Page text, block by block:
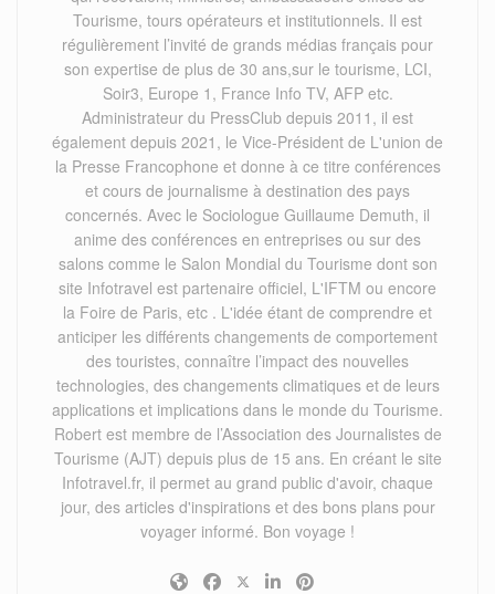
Tourisme, tours opérateurs et institutionnels. Il est
régulièrement l’invité de grands médias français pour
son expertise de plus de 30 ans,sur le tourisme, LCI,
Soir3, Europe 1, France Info TV, AFP etc.
Administrateur du PressClub depuis 2011, il est
également depuis 2021, le Vice-Président de L'union de
la Presse Francophone et donne à ce titre conférences
et cours de journalisme à destination des pays
concernés. Avec le Sociologue Guillaume Demuth, il
anime des conférences en entreprises ou sur des
salons comme le Salon Mondial du Tourisme dont son
site Infotravel est partenaire officiel, L'IFTM ou encore
la Foire de Paris, etc . L'idée étant de comprendre et
anticiper les différents changements de comportement
des touristes, connaître l’impact des nouvelles
technologies, des changements climatiques et de leurs
applications et implications dans le monde du Tourisme.
Robert est membre de l’Association des Journalistes de
Tourisme (AJT) depuis plus de 15 ans. En créant le site
Infotravel.fr, il permet au grand public d'avoir, chaque
jour, des articles d'inspirations et des bons plans pour
voyager informé. Bon voyage !